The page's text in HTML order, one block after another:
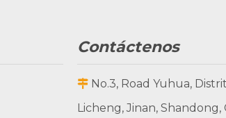
Contáctenos
 No.3, Road Yuhua,
Licheng, Jinan, Shandong,